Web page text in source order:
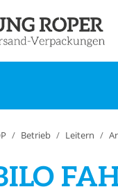
Betrieb Leitern